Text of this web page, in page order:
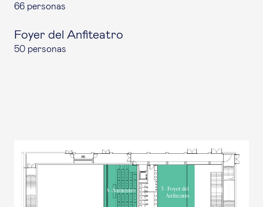
66 personas
Foyer del Anfiteatro
50 personas